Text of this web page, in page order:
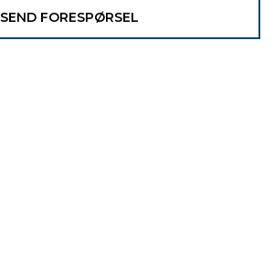
SEND FORESPØRSEL